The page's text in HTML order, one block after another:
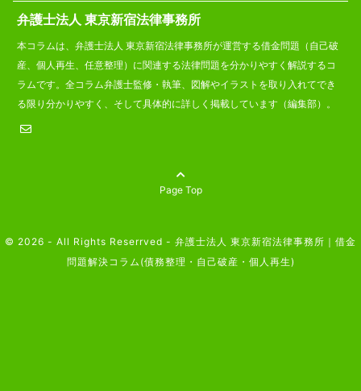
弁護士法人 東京新宿法律事務所
本コラムは、弁護士法人 東京新宿法律事務所が運営する借金問題（自己破
産、個人再生、任意整理）に関連する法律問題を分かりやすく解説するコ
ラムです。全コラム弁護士監修・執筆、図解やイラストを取り入れてでき
る限り分かりやすく、そして具体的に詳しく掲載しています（編集部）。
Page Top
© 2026 - All Rights Reserrved - 弁護士法人 東京新宿法律事務所｜借金
問題解決コラム(債務整理・自己破産・個人再生)